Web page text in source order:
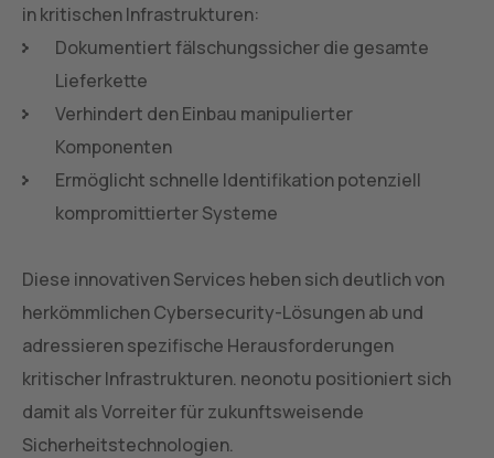
in kritischen Infrastrukturen:
Dokumentiert fälschungssicher die gesamte
Lieferkette
Verhindert den Einbau manipulierter
Komponenten
Ermöglicht schnelle Identifikation potenziell
kompromittierter Systeme
Diese innovativen Services heben sich deutlich von
herkömmlichen Cybersecurity-Lösungen ab und
adressieren spezifische Herausforderungen
kritischer Infrastrukturen. neonotu positioniert sich
damit als Vorreiter für zukunftsweisende
Sicherheitstechnologien.